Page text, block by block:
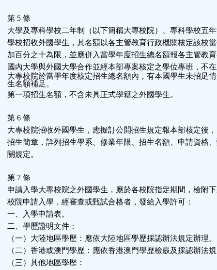
第 5 條
大學及專科學校二年制（以下簡稱大專校院）、專科學校五
學校招收外國學生，其名額以各主管教育行政機關核定該校
加百分之十為限，並應併入當學年度招生總名額報各主管教
國內大學與外國大學合作並經本部專案核定之學位專班，不
大專校院於當學年度核定招生總名額內，有本國學生未招足
生名額補足。
第一項招生名額，不含未具正式學籍之外國學生。
第 6 條
大專校院招收外國學生，應擬訂公開招生規定報本部核定後
招生簡章，詳列招生學系、修業年限、招生名額、申請資格
關規定。
第 7 條
申請入學大專校院之外國學生，應於各校院指定期間，檢附
校院申請入學，經審查或甄試合格者，發給入學許可：
一、入學申請表。
二、學歷證明文件：
（一）大陸地區學歷：應依大陸地區學歷採認辦法規定辦理。
（ 二）香港或澳門學歷：應依香港澳門學歷檢覈及採認辦法
（三）其他地區學歷：